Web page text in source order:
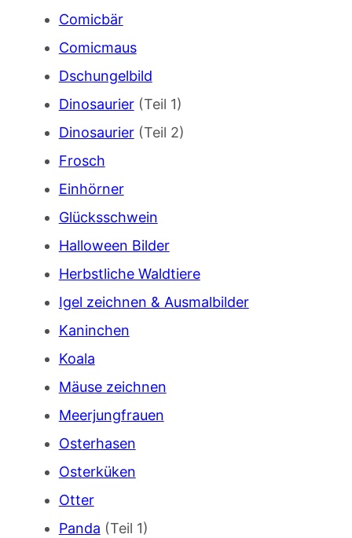
Comicbär
Comicmaus
Dschungelbild
Dinosaurier(Teil 1)
Dinosaurier(Teil 2)
Frosch
Einhörner
Glücksschwein
Halloween Bilder
Herbstliche Waldtiere
Igel zeichnen & Ausmalbilder
Kaninchen
Koala
Mäuse zeichnen
Meerjungfrauen
Osterhasen
Osterküken
Otter
Panda (Teil 1)